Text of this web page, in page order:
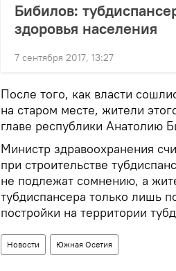
Бибилов:
здоровья населения
7 сентября 2017, 13:27
После того, как власти
на старом месте, жители
главе республики Анатолию
Министр здравоохранения
при строительстве
не подлежат сомнению, а
тубдиспансера только лишь
постройки на территории
Новости Южная Осетия